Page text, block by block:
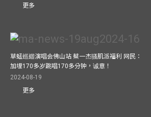
更多
草蜢巡迴演唱会佛山站 蔡一杰骚肌派福利 网民：
加埋170多岁跳唱170多分钟，诚意！
2024-08-19
更多